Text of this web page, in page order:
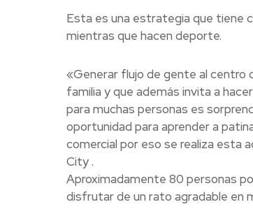
Esta es una estrategia que tiene
mientras que hacen deporte.
«Generar flujo de gente al centro
familia y que además invita a
para muchas personas es
oportunidad para aprender a
comercial por eso se realiza esta
City .
Aproximadamente 80 personas
disfrutar de un rato agradable en